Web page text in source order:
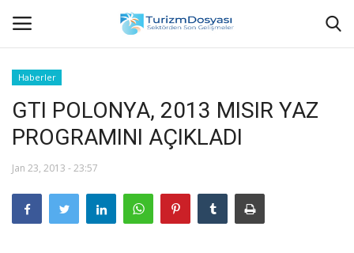
Anasayfa
Bize Ulaşın
Halil ÖNCÜ kimdir?
Haberler
GTI POLONYA, 2013 MISIR YAZ
PROGRAMINI AÇIKLADI
Jan 23, 2013 - 23:57